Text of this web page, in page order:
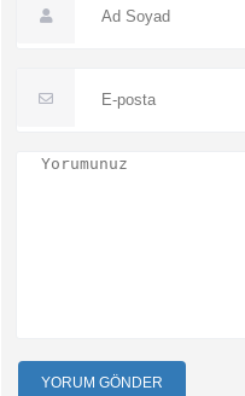
YORUM GÖNDER